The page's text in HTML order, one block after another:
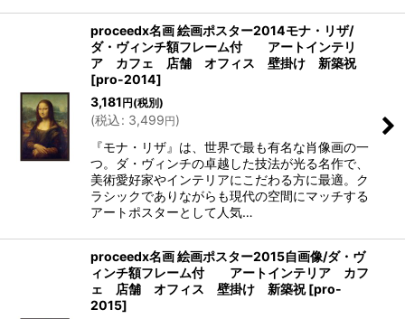
proceedx名画 絵画ポスター2014モナ・リザ/
ダ・ヴィンチ額フレーム付 アートインテリ
ア カフェ 店舗 オフィス 壁掛け 新築祝
[pro-2014]
3,181円(税別)
(税込: 3,499円)
『モナ・リザ』は、世界で最も有名な肖像画の一
つ。ダ・ヴィンチの卓越した技法が光る名作で、
美術愛好家やインテリアにこだわる方に最適。ク
ラシックでありながらも現代の空間にマッチする
アートポスターとして人気…
proceedx名画 絵画ポスター2015自画像/ダ・ヴ
ィンチ額フレーム付 アートインテリア カフ
ェ 店舗 オフィス 壁掛け 新築祝 [pro-
2015]